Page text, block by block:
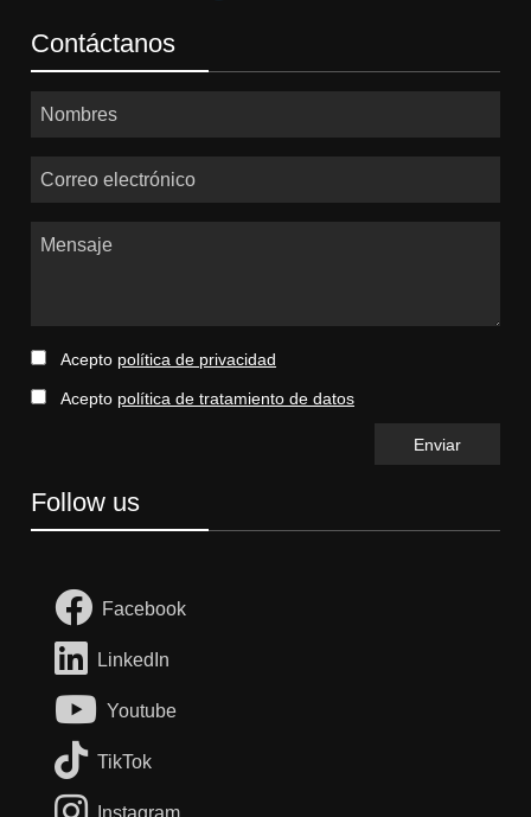
Contáctanos
Nombres
Correo electrónico
Mensaje
Acepto política de privacidad
Acepto política de tratamiento de datos
Follow us
Facebook
LinkedIn
Youtube
TikTok